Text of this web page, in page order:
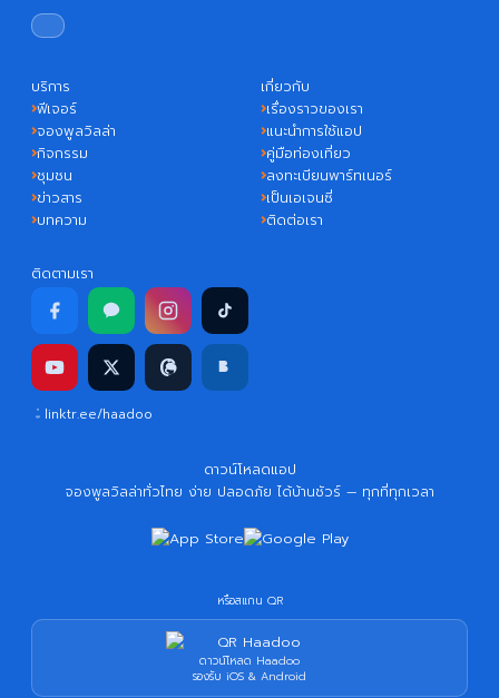
บริการ
ฟีเจอร์
จองพูลวิลล่า
กิจกรรม
ชุมชน
ข่าวสาร
บทความ
เกี่ยวกับ
เรื่องราวของเรา
แนะนำการใช้แอป
คู่มือท่องเที่ยว
ลงทะเบียนพาร์ทเนอร์
เป็นเอเจนซี่
ติดต่อเรา
ติดตามเรา
linktr.ee/haadoo
ดาวน์โหลดแอป
จองพูลวิลล่าทั่วไทย ง่าย ปลอดภัย ได้บ้านชัวร์ — ทุกที่ทุกเวลา
หรือสแกน QR
ดาวน์โหลด Haadoo
รองรับ iOS & Android